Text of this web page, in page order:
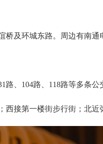
及环城东路。周边有‌南通
路、104路、118路‌等多条公
接‌第一楼街‌步行街；北近‌